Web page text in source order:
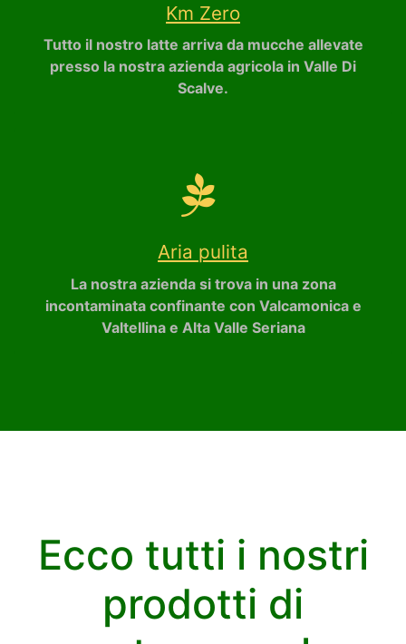
Km Zero
Tutto il nostro latte arriva da mucche allevate
presso la nostra azienda agricola in Valle Di
Scalve.
Aria pulita
La nostra azienda si trova in una zona
incontaminata confinante con Valcamonica e
Valtellina e Alta Valle Seriana
Ecco tutti i nostri
prodotti di